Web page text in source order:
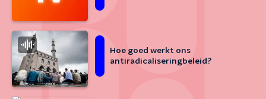
Hoe goed werkt ons
antiradicaliseringbeleid?